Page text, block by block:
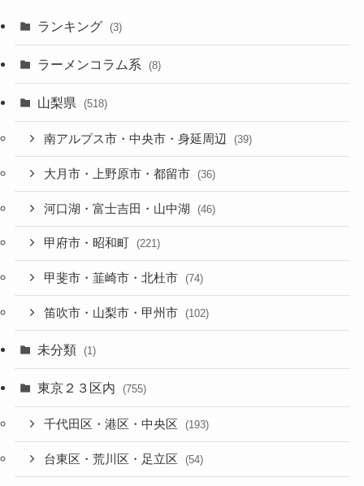
ランキング (3)
ラーメンコラム系 (8)
山梨県 (518)
南アルプス市・中央市・身延周辺 (39)
大月市・上野原市・都留市 (36)
河口湖・富士吉田・山中湖 (46)
甲府市・昭和町 (221)
甲斐市・韮崎市・北杜市 (74)
笛吹市・山梨市・甲州市 (102)
未分類 (1)
東京２３区内 (755)
千代田区・港区・中央区 (193)
台東区・荒川区・足立区 (54)